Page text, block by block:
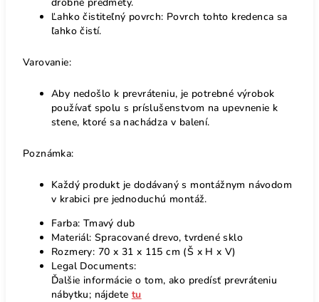
Ľahko čistiteľný povrch: Povrch tohto kredenca sa
ľahko čistí.
Varovanie:
Aby nedošlo k prevráteniu, je potrebné výrobok
používať spolu s príslušenstvom na upevnenie k
stene, ktoré sa nachádza v balení.
Poznámka:
Každý produkt je dodávaný s montážnym návodom
v krabici pre jednoduchú montáž.
Farba: Tmavý dub
Materiál: Spracované drevo, tvrdené sklo
Rozmery: 70 x 31 x 115 cm (Š x H x V)
Legal Documents:
Ďalšie informácie o tom, ako predísť prevráteniu
nábytku; nájdete tu